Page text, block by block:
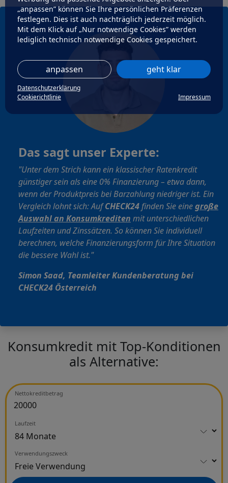
„anpassen” können Sie Ihre persönlichen Präferenzen
festlegen. Dies ist auch nachträglich jederzeit möglich.
Mit dem Klick auf „Nur notwendige Cookies” werden
lediglich technisch notwendige Cookies gespeichert.
anpassen geht klar
Datenschutzerklärung
Cookierichtlinie
Impressum
Das sagt unser Experte:
"Unter dem Strich kann ein klassischer Ratenkredit
günstiger sein als eine 0% Finanzierung – etwa dann,
wenn der Produktpreis bei Barzahlung niedriger ist. Ein
Vergleich lohnt sich: AufCHECK24finden Sie einegroße
Auswahl an Konsumkrediten mit unterschiedlichen
Laufzeiten und Zinssätzen. So können Sie individuell
berechnen, welche Finanzierungsform für Ihre Situation
die bessere Wahl ist."
Simon Saad, Teamleiter Kundenberatung bei
CHECK24 Österreich
Konsumkredit mit Top-Konditionen
als Alternative:
Nettokreditbetrag
Laufzeit
Verwendungszweck